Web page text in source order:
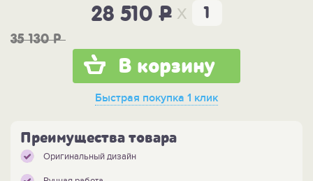
28 510P x
35 130P
В корзину
Быстрая покупка 1 клик
Преимущества товара
Оригинальный дизайн